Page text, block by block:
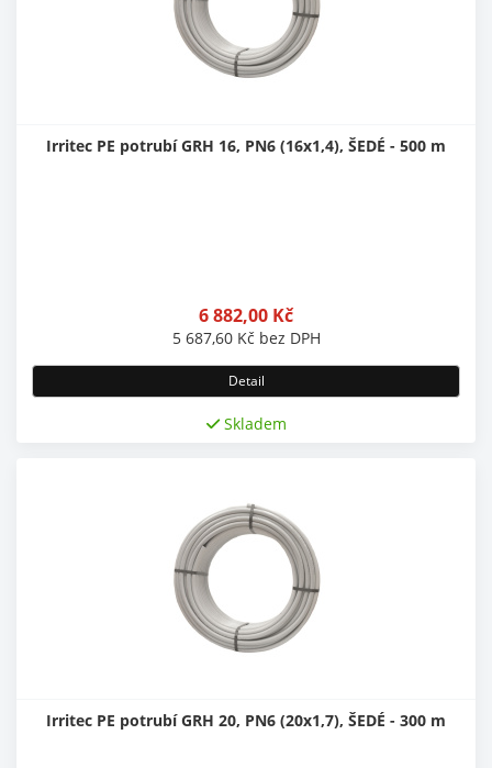
Irritec PE potrubí GRH 16, PN6 (16x1,4), ŠEDÉ - 500 m
6 882,00 Kč
5 687,60 Kč bez DPH
Detail
Skladem
Irritec PE potrubí GRH 20, PN6 (20x1,7), ŠEDÉ - 300 m